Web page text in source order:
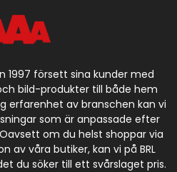
1997 försett sina kunder med
bild-produkter till både hem
erfarenhet av branschen kan vi
som är anpassade efter
om du helst shoppar via
av våra butiker, kan vi på BRL
du söker till ett svårslaget pris.